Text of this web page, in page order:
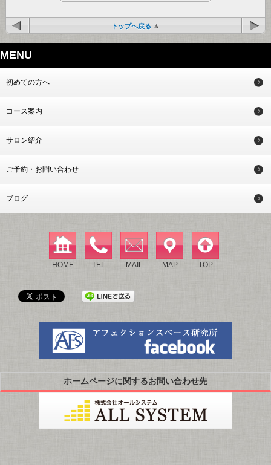
トップへ戻る
MENU
初めての方へ
コース案内
サロン紹介
ご予約・お問い合わせ
ブログ
HOME TEL MAIL MAP TOP
ホームページに関するお問い合わせ先